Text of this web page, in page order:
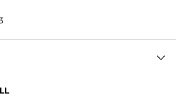
de toe ring. Possui sola em